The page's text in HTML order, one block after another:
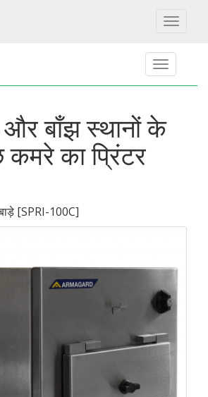
Toggle
बाँझ स्थानों के
कमरे का प्रिंटर
[SPRI-100C]